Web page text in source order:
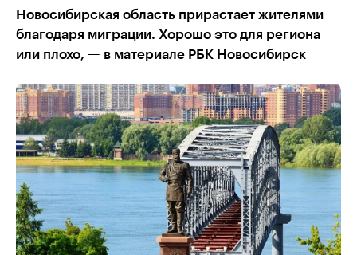
Новосибирская область прирастает жителями
благодаря миграции. Хорошо это для региона
или плохо, — в материале РБК Новосибирск